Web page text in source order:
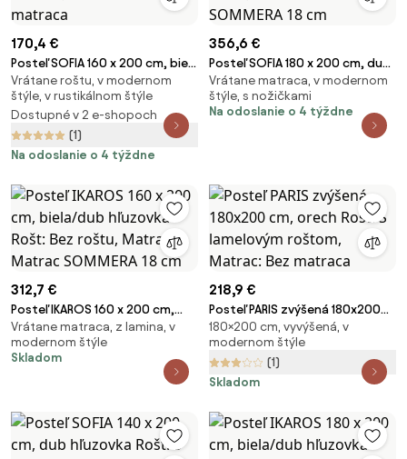
170,4 €
Posteľ SOFIA 160 x 200 cm, biela
Rošt: S latkovým roštom,
Matrac: Bez matraca
Vrátane roštu, v modernom
štýle, v rustikálnom štýle
Dostupné v 2 e-shopoch
(1)
Na odoslanie o 4 týždne
356,6 €
Posteľ SOFIA 180 x 200 cm, dub
hľuzovka Rošt: Bez roštu,
Matrac: Matrac SOMMERA 18
cm
Vrátane matraca, v modernom
štýle, s nožičkami
Na odoslanie o 4 týždne
312,7 €
Posteľ IKAROS 160 x 200 cm,
biela/dub hľuzovka Rošt: Bez
roštu, Matrac: Matrac
SOMMERA 18 cm
Vrátane matraca, z lamina, v
modernom štýle
Skladom
218,9 €
Posteľ PARIS zvýšená 180x200
cm, orech Rošt: S lamelovým
roštom, Matrac: Bez matraca
180×200 cm, vyvýšená, v
modernom štýle
(1)
Skladom